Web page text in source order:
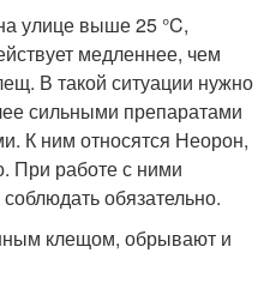
улице выше 25 °C,
медленнее, чем
В такой ситуации нужно
сильными препаратами
К ним относятся Неорон,
При работе с ними
обязательно.
клещом, обрывают и